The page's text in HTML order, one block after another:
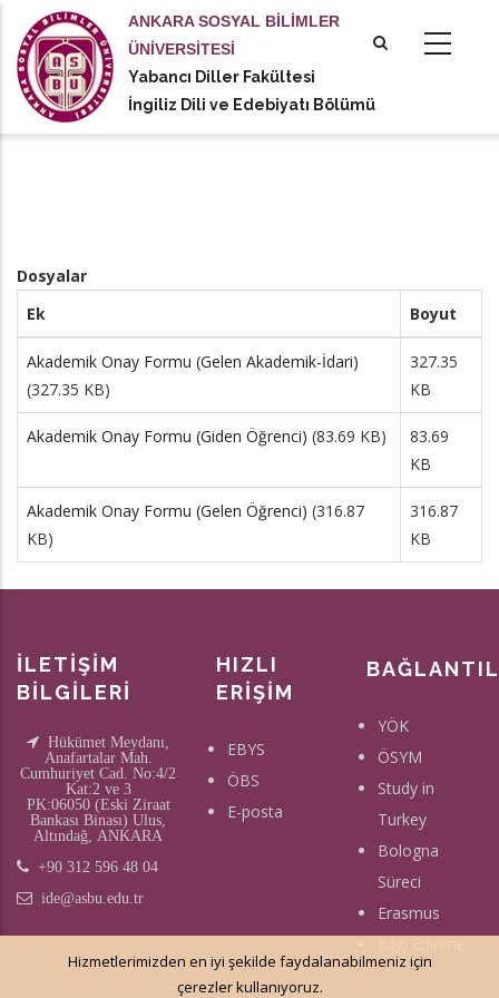
içeriğe
atla
ANKARA SOSYAL BİLİMLER
ÜNİVERSİTESİ
Yabancı Diller Fakültesi
İngiliz Dili ve Edebiyatı Bölümü
actions
Dosyalar
Ek
Boyut
Akademik Onay Formu (Gelen Akademik-İdari)
(327.35 KB)
327.35
KB
Akademik Onay Formu (Giden Öğrenci) (83.69 KB)
83.69
KB
Akademik Onay Formu (Gelen Öğrenci) (316.87
KB)
316.87
KB
İLETİŞİM
BİLGİLERİ
Hükümet Meydanı,
Anafartalar Mah.
Cumhuriyet Cad. No:4/2
Kat:2 ve 3
PK:06050 (Eski Ziraat
Bankası Binası) Ulus,
Altındağ, ANKARA
+90 312 596 48 04
ide@asbu.edu.tr
HIZLI
ERİŞİM
EBYS
ÖBS
E-posta
YÖK
ÖSYM
Study in
Turkey
Bologna
Süreci
Erasmus
Hizmetlerimizden en iyi şekilde faydalanabilmeniz için
çerezler kullanıyoruz.